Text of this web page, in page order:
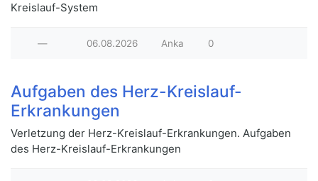
Kreislauf-System
— 06.08.2026 Anka 0
Aufgaben des Herz-Kreislauf-
Erkrankungen
Verletzung der Herz-Kreislauf-Erkrankungen. Aufgaben
des Herz-Kreislauf-Erkrankungen